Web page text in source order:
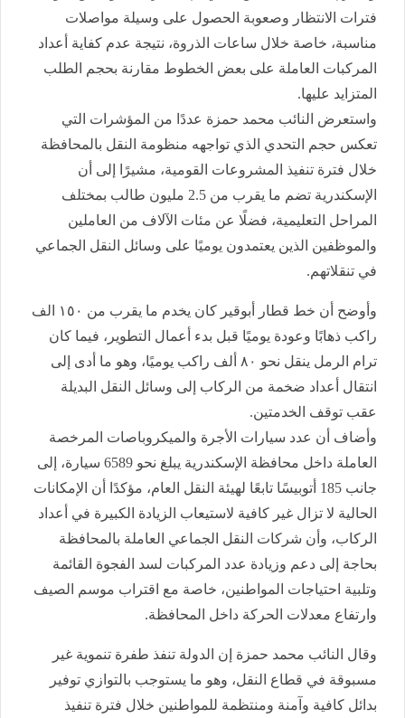
فترات الانتظار وصعوبة الحصول على وسيلة مواصلات
مناسبة، خاصة خلال ساعات الذروة، نتيجة عدم كفاية أعداد
المركبات العاملة على بعض الخطوط مقارنة بحجم الطلب
المتزايد عليها.
واستعرض النائب محمد حمزة عددًا من المؤشرات التي
تعكس حجم التحدي الذي تواجهه منظومة النقل بالمحافظة
خلال فترة تنفيذ المشروعات القومية، مشيرًا إلى أن
الإسكندرية تضم ما يقرب من 2.5 مليون طالب بمختلف
المراحل التعليمية، فضلًا عن مئات الآلاف من العاملين
والموظفين الذين يعتمدون يوميًا على وسائل النقل الجماعي
في تنقلاتهم.
وأوضح أن خط قطار أبوقير كان يخدم ما يقرب من ١٥٠ الف
راكب ذهابًا وعودة يوميًا قبل بدء أعمال التطوير، فيما كان
ترام الرمل ينقل نحو ٨٠ ألف راكب يوميًا، وهو ما أدى إلى
انتقال أعداد ضخمة من الركاب إلى وسائل النقل البديلة
عقب توقف الخدمتين.
وأضاف أن عدد سيارات الأجرة والميكروباصات المرخصة
العاملة داخل محافظة الإسكندرية يبلغ نحو 6589 سيارة، إلى
جانب 185 أتوبيسًا تابعًا لهيئة النقل العام، مؤكدًا أن الإمكانات
الحالية لا تزال غير كافية لاستيعاب الزيادة الكبيرة في أعداد
الركاب، وأن شركات النقل الجماعي العاملة بالمحافظة
بحاجة إلى دعم وزيادة عدد المركبات لسد الفجوة القائمة
وتلبية احتياجات المواطنين، خاصة مع اقتراب موسم الصيف
وارتفاع معدلات الحركة داخل المحافظة.
وقال النائب محمد حمزة إن الدولة تنفذ طفرة تنموية غير
مسبوقة في قطاع النقل، وهو ما يستوجب بالتوازي توفير
بدائل كافية وآمنة ومنتظمة للمواطنين خلال فترة تنفيذ